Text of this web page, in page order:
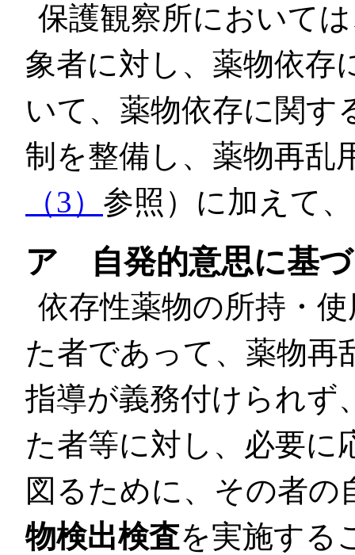
保護観察所において
象者に対し、薬物依存
いて、薬物依存に関す
制を整備し、薬物再乱
（3） 参照）に加えて
ア 自発的意思に基
依存性薬物の所持・
た者であって、薬物再
指導が義務付けられず
た者等に対し、必要に
図るために、その者の
物検出検査を実施する